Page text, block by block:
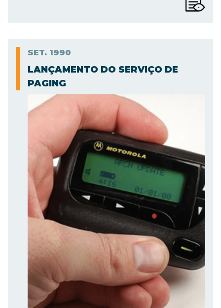
SET. 1990
LANÇAMENTO DO SERVIÇO DE
PAGING